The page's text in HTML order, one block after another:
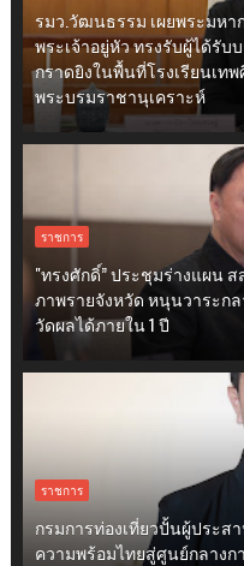
รมว.วัฒนธรรม เผยพระมห
พระเจ้าอยู่หัว ทรงรับผู้ได้รั
กราดยิงในพื้นที่โรงเรียนเท
พระบรมราชานุเคราะห์
ราชการ
"ทรงศักดิ์” ประชุมร่างแผน
ภาพรายจังหวัด หนุนวาระก
วัดผลได้ภายใน 1 ปี
ราชการ
กรมการท่องเที่ยวปั้นผู้ประส
ความพร้อมไทยสู่ศูนย์กลาง